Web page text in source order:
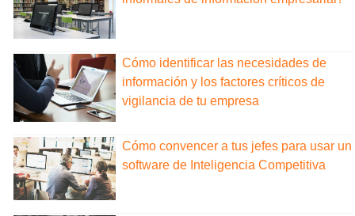
Cómo identificar las necesidades de
información y los factores críticos de
vigilancia de tu empresa
Cómo convencer a tus jefes para usar un
software de Inteligencia Competitiva